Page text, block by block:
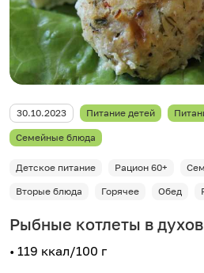
30.10.2023 Питание детей
Семейные блюда
Детское питание Рацион 60+
Вторые блюда
Горячее Обед
Рыбные котлеты в
• 119 ккал/100 г